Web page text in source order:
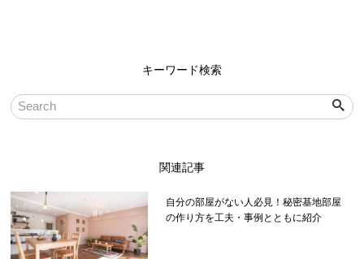
キーワード検索
関連記事
自分の部屋がない人必見！秘密基地部屋
の作り方を工夫・事例とともに紹介